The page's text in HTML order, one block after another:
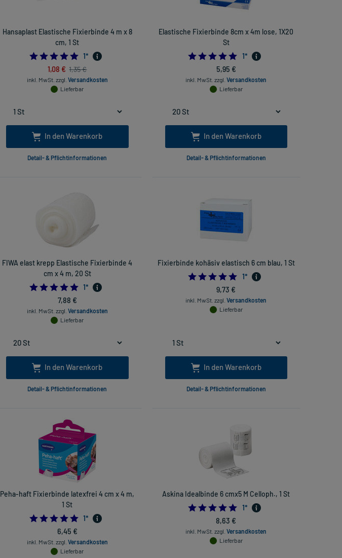
Hansaplast Elastische Fixierbinde 4 m x 8
cm, 1 St
5.0
1*
1,08 € 1,35 €
inkl. MwSt. zzgl. Versandkosten
Lieferbar
In den Warenkorb
Detail- & Pflichtinformationen
Elastische Fixierbinde 8cm x 4m lose, 1X20
St
5.0
1*
5,95 €
inkl. MwSt. zzgl.Versandkosten
Lieferbar
In den Warenkorb
Detail- & Pflichtinformationen
FIWA elast krepp Elastische Fixierbinde 4
cm x 4 m, 20 St
5.0
1*
7,88 €
inkl. MwSt. zzgl. Versandkosten
Lieferbar
In den Warenkorb
Detail- & Pflichtinformationen
Fixierbinde kohäsiv elastisch 6 cm blau, 1 St
5.0
1*
9,73 €
inkl. MwSt. zzgl.Versandkosten
Lieferbar
In den Warenkorb
Detail- & Pflichtinformationen
Peha-haft Fixierbinde latexfrei 4 cm x 4 m,
1 St
5.0
1*
6,45 €
inkl. MwSt. zzgl. Versandkosten
Lieferbar
Askina Idealbinde 6 cmx5 M Celloph., 1 St
5.0
1*
8,63 €
inkl. MwSt. zzgl.Versandkosten
Lieferbar